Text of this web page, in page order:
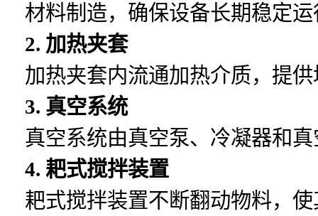
材料制造，确保设备长期稳定运
2. 加热夹套
加热夹套内流通加热介质，提
3. 真空系统
真空系统由真空泵、冷凝器和
4. 耙式搅拌装置
耙式搅拌装置不断翻动物料，